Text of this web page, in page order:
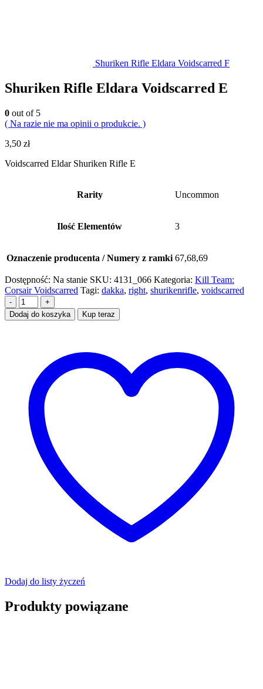
Shuriken Rifle Eldara Voidscarred F
Shuriken Rifle Eldara Voidscarred E
0 out of 5
( Na razie nie ma opinii o produkcie. )
3,50 zł
Voidscarred Eldar Shuriken Rifle E
Rarity Uncommon
Ilość Elementów 3
Oznaczenie producenta / Numery z ramki 67,68,69
Dostępność: Na stanie SKU: 4131_066 Kategoria: Kill Team:
Corsair Voidscarred Tagi: dakka, right, shurikenrifle, voidscarred
-
+
Dodaj do koszyka
Kup teraz
Dodaj do listy życzeń
Produkty powiązane